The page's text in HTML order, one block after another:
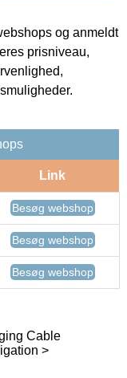
og anmeldt
prisniveau,
Link
Besøg webshop
Besøg webshop
Besøg webshop
Cable
>